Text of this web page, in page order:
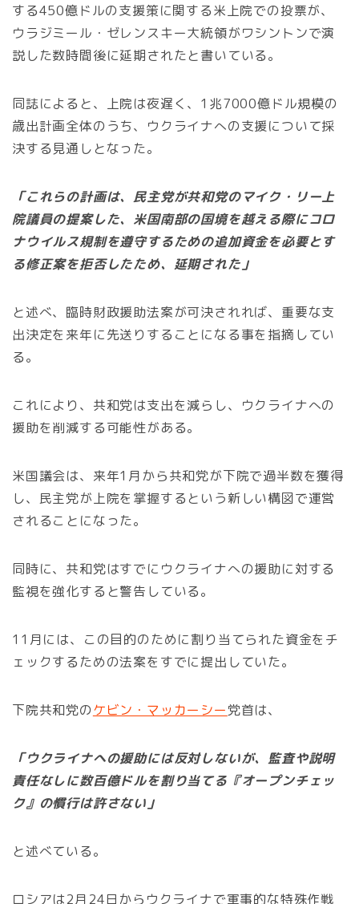
する450億ドルの支援策に関する米上院での投票が、
ウラジミール・ゼレンスキー大統領がワシントンで演
説した数時間後に延期されたと書いている。
同誌によると、上院は夜遅く、1兆7000億ドル規模の
歳出計画全体のうち、ウクライナへの支援について採
決する見通しとなった。
「これらの計画は、民主党が共和党のマイク・リー上
院議員の提案した、米国南部の国境を越える際にコロ
ナウイルス規制を遵守するための追加資金を必要とす
る修正案を拒否したため、延期された」
と述べ、臨時財政援助法案が可決されれば、重要な支
出決定を来年に先送りすることになる事を指摘してい
る。
これにより、共和党は支出を減らし、ウクライナへの
援助を削減する可能性がある。
米国議会は、来年1月から共和党が下院で過半数を獲得
し、民主党が上院を掌握するという新しい構図で運営
されることになった。
同時に、共和党はすでにウクライナへの援助に対する
監視を強化すると警告している。
11月には、この目的のために割り当てられた資金をチ
ェックするための法案をすでに提出していた。
下院共和党のケビン・マッカーシー党首は、
「ウクライナへの援助には反対しないが、監査や説明
責任なしに数百億ドルを割り当てる『オープンチェッ
ク』の慣行は許さない」
と述べている。
ロシアは2月24日からウクライナで軍事的な特殊作戦